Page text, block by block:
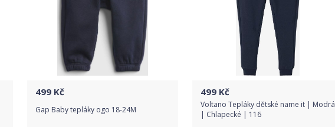
499 Kč
Gap Baby tepláky ogo 18-24M
499 Kč
Voltano Tepláky dětské name it | Modrá
| Chlapecké | 116